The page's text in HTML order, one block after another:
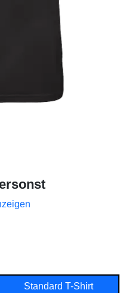
Standard T-Shirt